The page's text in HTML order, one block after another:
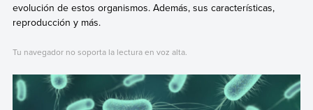
evolución de estos organismos. Además, sus características,
reproducción y más.
Tu navegador no soporta la lectura en voz alta.